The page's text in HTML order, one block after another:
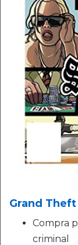
Grand
Compra
criminal